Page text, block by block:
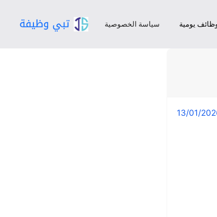
يومية سياسة الخصوصية
13/01/